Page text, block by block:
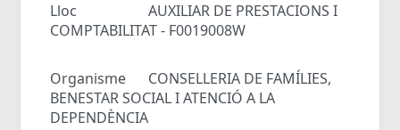
Lloc
AUXILIAR DE PRESTACIONS I
COMPTABILITAT - F0019008W
Organisme
CONSELLERIA DE FAMÍLIES,
BENESTAR SOCIAL I ATENCIÓ A LA
DEPENDÈNCIA